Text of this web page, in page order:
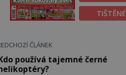
TIŠTĚNÉ
ČLÁNEK
používá tajemné černé